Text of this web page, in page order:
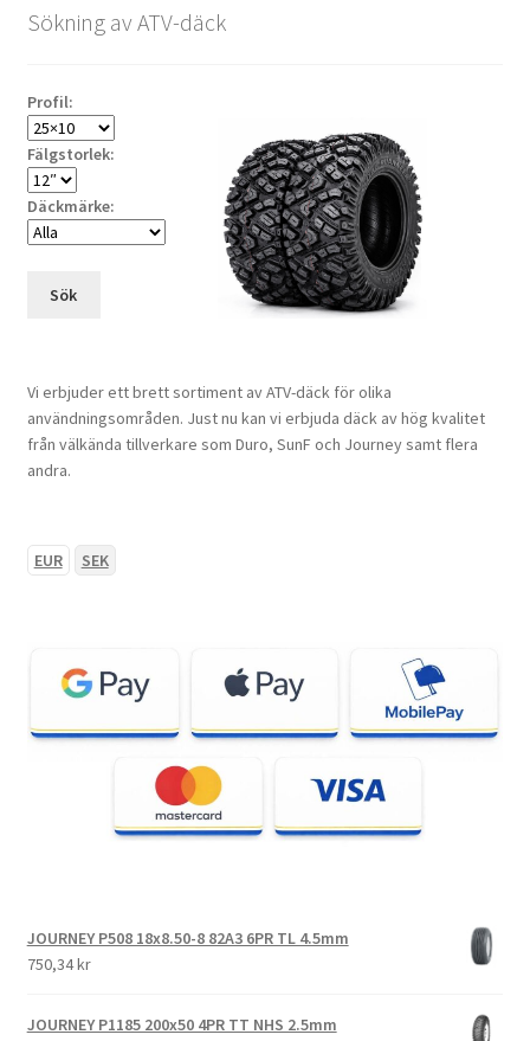
Sökning av ATV-däck
Profil:
Fälgstorlek:
Däckmärke:
Sök
Vi erbjuder ett brett sortiment av ATV-däck för olika
användningsområden. Just nu kan vi erbjuda däck av hög kvalitet
från välkända tillverkare som Duro, SunF och Journey samt flera
andra.
EUR SEK
JOURNEY P508 18x8.50-8 82A3 6PR TL 4.5mm
750,34 kr
JOURNEY P1185 200x50 4PR TT NHS 2.5mm